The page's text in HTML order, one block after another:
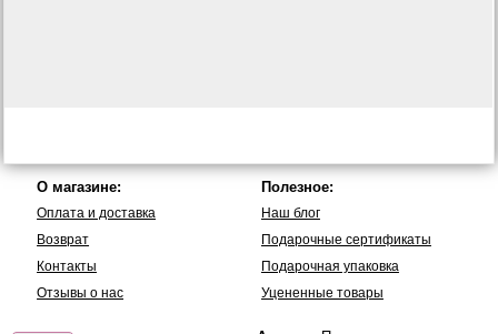
О магазине:
Оплата и доставка
Возврат
Контакты
Отзывы о нас
Полезное:
Наш блог
Подарочные сертификаты
Подарочная упаковка
Уцененные товары